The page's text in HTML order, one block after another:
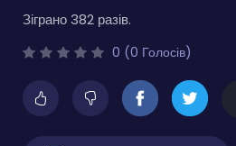
Зіграно 382 разів.
0 (0 Голосів)